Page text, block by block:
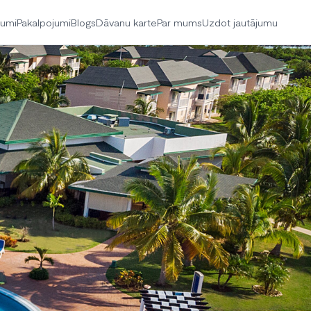
PakalpojumiBlogsDāvanu kartePar mumsUzdot jautājumu